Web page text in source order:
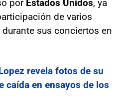
por Estados Unidos, ya
de varios
durante sus conciertos en
revela fotos de su
caída en ensayos de los